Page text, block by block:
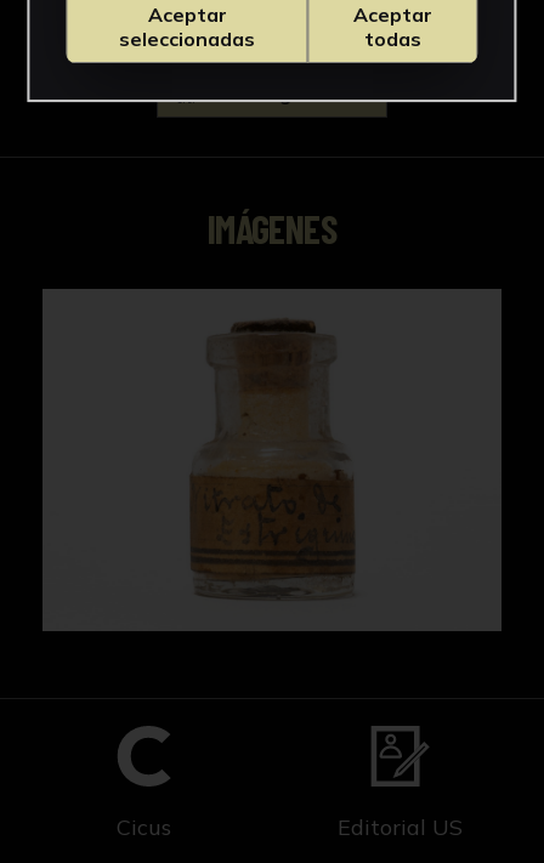
Descargar Ficha
IMÁGENES
Cicus Editorial US
Aceptar
seleccionadas
Aceptar
todas